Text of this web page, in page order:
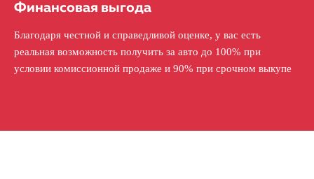
Финансовая выгода
Благодаря честной и справедливой оценке, у вас есть
реальная возможность получить за авто до 100% при
условии комиссионной продаже и 90% при срочном выкупе